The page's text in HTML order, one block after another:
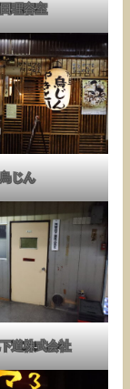
理容室
鳥じん
道株式会社